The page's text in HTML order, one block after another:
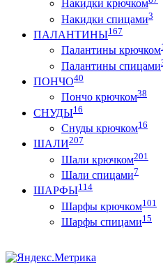
Накидки крючком
Накидки спицами3
ПАЛАНТИНЫ167
Палантины крючком
Палантины спицами
ПОНЧО40
Пончо крючком38
СНУДЫ16
Снуды крючком16
ШАЛИ207
Шали крючком201
Шали спицами7
ШАРФЫ114
Шарфы крючком101
Шарфы спицами15